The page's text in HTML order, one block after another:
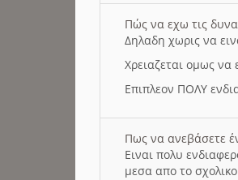
Πώς να εχω τις
Δηλαδη χωρις να
Χρειαζεται ομως να
Επιπλεον ΠΟΛΥ
Πως να ανεβάσετε
Ειναι πολυ
μεσα απο το